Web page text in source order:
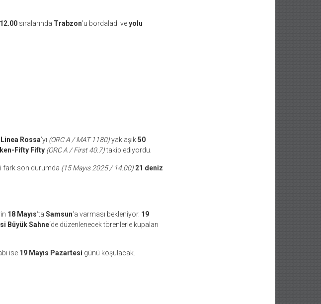
12.00sıralarında Trabzon’u bordaladı veyolu
Rossa’yı (ORC A / MAT 1180)yaklaşık50
Fifty Fifty (ORC A / First 40.7)takip ediyordu.
fark son durumda (15 Mayıs 2025 / 14.00) 21 deniz
18 Mayıs‘ta Samsun‘a varması bekleniyor. 19
Büyük Sahne‘de düzenlenecek törenlerle kupaları
ise 19 Mayıs Pazartesi günü koşulacak.